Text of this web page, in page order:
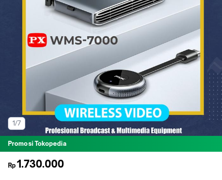
1/7
Promosi Tokopedia
Rp1.730.000